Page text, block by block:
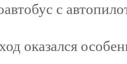
с
оказался